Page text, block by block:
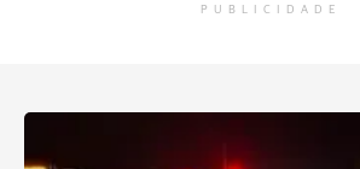
PUBLICIDADE